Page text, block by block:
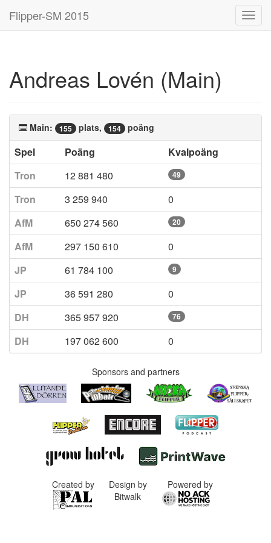
Flipper-SM 2015
Andreas Lovén (Main)
Main: 155 plats, 154 poäng
Spel Poäng
Kvalpoäng
Tron
12 881 480 49
Tron 3 259 940
0
AfM
650 274 560 20
AfM 297 150 610
0
JP
61 784 100 9
JP 36 591 280
0
DH
365 957 920 76
DH 197 062 600 0
Sponsors and partners
Created by
Design by
Bitwalk
Powered by